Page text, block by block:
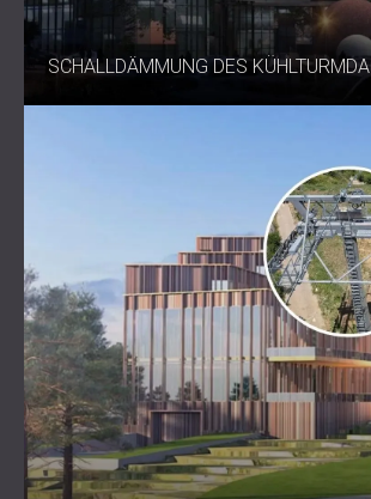
SCHALLDÄMMUNG DES